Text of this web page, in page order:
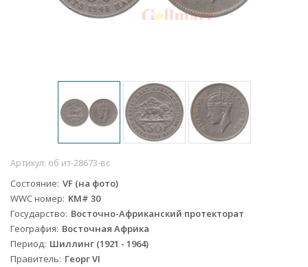
Артикул: об ит-28673-вс
Состояние VF (на фото)
WWC номер KM# 30
Государство Восточно-Африканский протекторат
География Восточная Африка
Период Шиллинг (1921 - 1964)
Правитель Георг VI